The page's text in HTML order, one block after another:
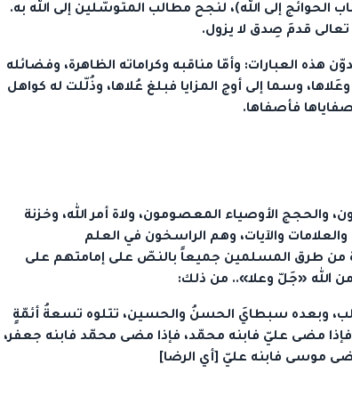
الحوائج إلى الله)، لنُجح مطالب المتوسّلين إلى الله به.
تعالى قدمَ صِدق لا يزول.
هذه العبارات: وأمّا مناقبه وكراماته الظاهرة، وفضائله
وسما إلى أوج المزايا فبلغ عُلاها، وذُلّلت له كواهل
فأصفاها.
والحجج الأوصياء المعصومون، ولاة أمر الله، وخزنة
والعلامات والآيات، وهم الراسخون في العلم
من طرق المسلمين جميعاً بالنصّ على إمامتهم على
من الله «جَلّ وعلا».. من ذلك:
وبعده سبطايَ الحسنُ والحسين، تتلوه تسعةُ أئمّةٍ
مضى عليّ فابنه محمّد، فإذا مضى محمّد فابنه جعفر،
موسى فابنه عليّ [أي الرضا]